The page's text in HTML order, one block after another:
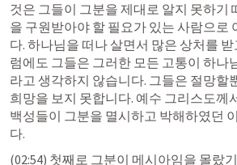
것은 그들이 그분을 제대로 알지 못하기
을 구원받아야 할 필요가 있는 사람으로
다. 하나님을 떠나 살면서 많은 상처를
럼에도 그들은 그러한 모든 고통이 하나
라고 생각하지 않습니다. 그들은 절망할
희망을 보지 못합니다. 예수 그리스도께
백성들이 그분을 멸시하고 박해하였던
다.
(02:54) 첫째로 그분이 메시아임을 몰랐